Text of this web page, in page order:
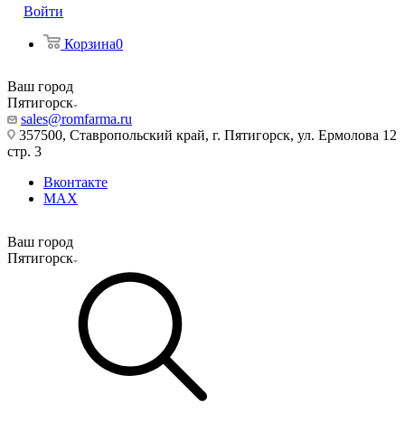
Войти
Корзина0
Ваш город
Пятигорск
sales@romfarma.ru
357500, Ставропольский край, г. Пятигорск, ул. Ермолова 12
стр. 3
Вконтакте
MAX
Ваш город
Пятигорск